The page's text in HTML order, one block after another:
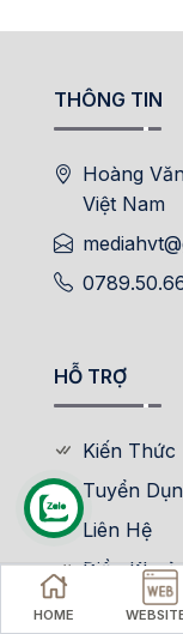
HOME
THÔNG TIN
Hoàng
Việt Nam
HỖ TRỢ
Kiến Thức
Tuyển
Liên Hệ
Điều